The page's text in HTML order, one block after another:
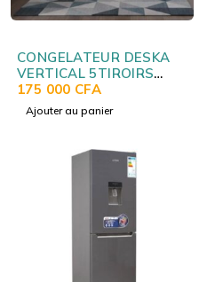
CONGELATEUR DESKA
VERTICAL 5TIROIRS
GRIS VER155DK
175 000 CFA
Ajouter au panier